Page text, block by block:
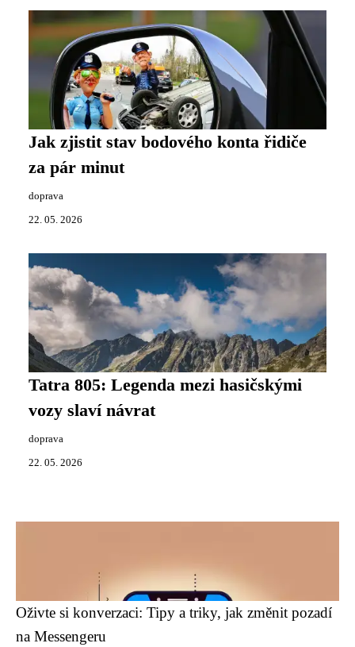
Jak zjistit stav bodového konta řidiče
za pár minut
doprava
22. 05. 2026
Tatra 805: Legenda mezi hasičskými
vozy slaví návrat
doprava
22. 05. 2026
Oživte si konverzaci: Tipy a triky, jak změnit pozadí
na Messengeru